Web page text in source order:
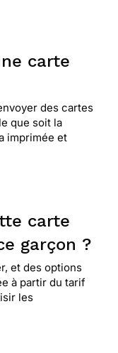
carte
des cartes
que soit la
imprimée et
carte
garçon ?
et des options
à partir du tarif
les